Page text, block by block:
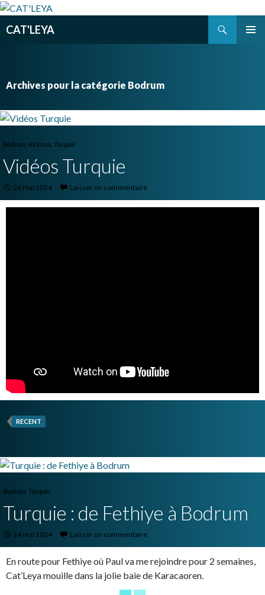
CAT'LEYA
Archives pour la catégorie Bodrum
Bodrum Kekova Turquie
Vidéos Turquie
26 mai 2024 Laisser un commentaire
RECENT
Bodrum Turquie
Turquie : de Fethiye à Bodrum
24 mai 2024 Laisser un commentaire
En route pour Fethiye où Paul va me rejoindre pour 2 semaines,
Cat’Leya mouille dans la jolie baie de Karacaoren.